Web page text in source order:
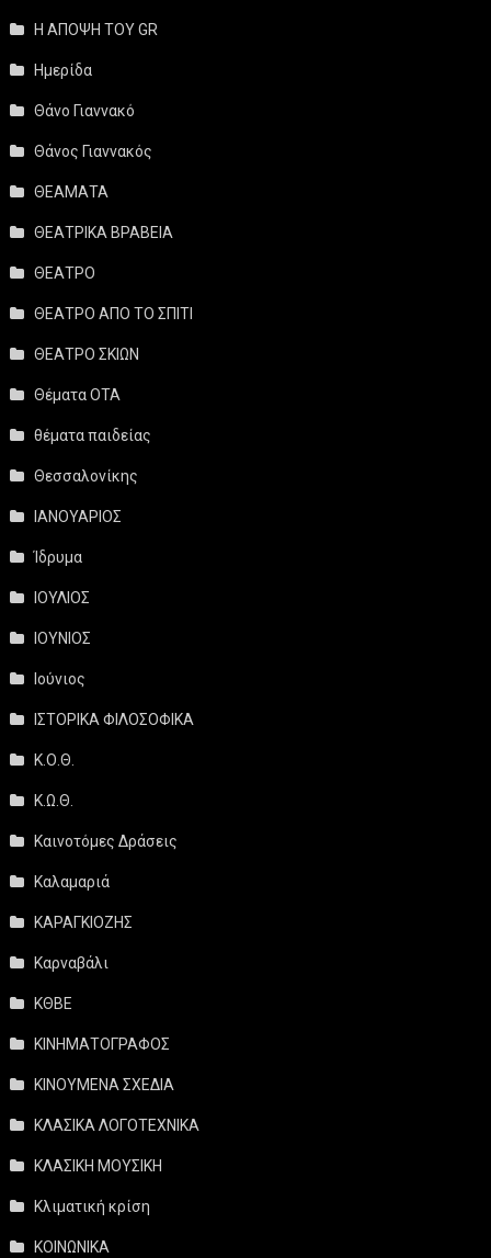
Η ΑΠΟΨΗ ΤΟΥ GR
Ημερίδα
Θάνο Γιαννακό
Θάνος Γιαννακός
ΘΕΑΜΑΤΑ
ΘΕΑΤΡΙΚΑ ΒΡΑΒΕΙΑ
ΘΕΑΤΡΟ
ΘΕΑΤΡΟ ΑΠΟ ΤΟ ΣΠΙΤΙ
ΘΕΑΤΡΟ ΣΚΙΩΝ
Θέματα ΟΤΑ
θέματα παιδείας
Θεσσαλονίκης
ΙΑΝΟΥΑΡΙΟΣ
Ίδρυμα
ΙΟΥΛΙΟΣ
ΙΟΥΝΙΟΣ
Ιούνιος
ΙΣΤΟΡΙΚΑ ΦΙΛΟΣΟΦΙΚΑ
Κ.Ο.Θ.
Κ.Ω.Θ.
Καινοτόμες Δράσεις
Καλαμαριά
ΚΑΡΑΓΚΙΟΖΗΣ
Καρναβάλι
ΚΘΒΕ
ΚΙΝΗΜΑΤΟΓΡΑΦΟΣ
ΚΙΝΟΥΜΕΝΑ ΣΧΕΔΙΑ
ΚΛΑΣΙΚΑ ΛΟΓΟΤΕΧΝΙΚΑ
ΚΛΑΣΙΚΗ ΜΟΥΣΙΚΗ
Κλιματική κρίση
ΚΟΙΝΩΝΙΚΑ